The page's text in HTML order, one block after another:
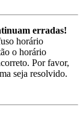
erradas!
horário
o horário
Por favor,
seja resolvido.